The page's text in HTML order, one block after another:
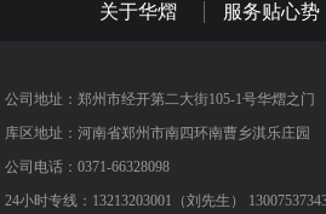
关于华熠
服务贴心势
公司地址：郑州市经开第二大街105-1号华熠之门
库区地址：河南省郑州市南四环南曹乡淇乐庄园
公司电话：0371-66328098
24小时专线：13213203001（刘先生）